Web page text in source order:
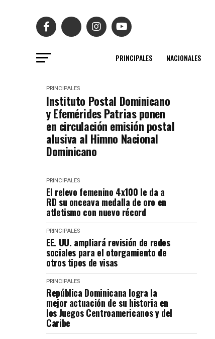
PRINCIPALES NACIONALES
PRINCIPALES
Instituto Postal Dominicano
y Efemérides Patrias ponen
en circulación emisión postal
alusiva al Himno Nacional
Dominicano
PRINCIPALES
El relevo femenino 4x100 le da a
RD su onceava medalla de oro en
atletismo con nuevo récord
PRINCIPALES
EE. UU. ampliará revisión de redes
sociales para el otorgamiento de
otros tipos de visas
PRINCIPALES
República Dominicana logra la
mejor actuación de su historia en
los Juegos Centroamericanos y del
Caribe